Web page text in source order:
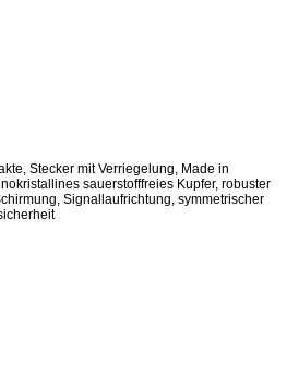
Stecker mit Verriegelung, Made in
sauerstofffreies Kupfer, robuster
Signallaufrichtung, symmetrischer